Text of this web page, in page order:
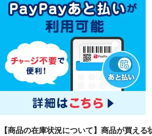
【商品の在庫状況について】商品が買える